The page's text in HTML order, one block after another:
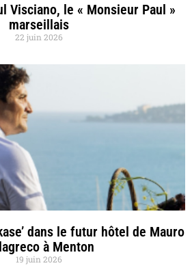
Visciano, le « Monsieur Paul »
marseillais
22 juin 2026
dans le futur hôtel de Mauro
à Menton
19 juin 2026